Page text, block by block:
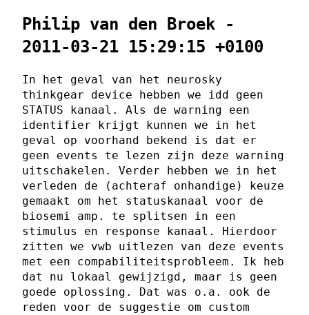
Philip van den Broek -
2011-03-21 15:29:15 +0100
In het geval van het neurosky
thinkgear device hebben we idd geen
STATUS kanaal. Als de warning een
identifier krijgt kunnen we in het
geval op voorhand bekend is dat er
geen events te lezen zijn deze warning
uitschakelen. Verder hebben we in het
verleden de (achteraf onhandige) keuze
gemaakt om het statuskanaal voor de
biosemi amp. te splitsen in een
stimulus en response kanaal. Hierdoor
zitten we vwb uitlezen van deze events
met een compabiliteitsprobleem. Ik heb
dat nu lokaal gewijzigd, maar is geen
goede oplossing. Dat was o.a. ook de
reden voor de suggestie om custom